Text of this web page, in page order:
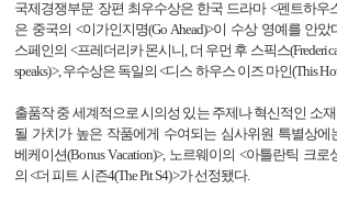
국제경쟁부문 장편 최우수상은 한국 드라마<펜트하우
은 중국의 <이가인지명(Go Ahead)>이 수상 영예를 안았
스페인의 <프레더리카 몬시니 더 우먼 후 스픽스
speaks)>, 우수상은 독일의 <디스 하우스 이즈 마인(This
출품작 중 세계적으로 시의성 있는 주제나 혁신적인 소
될 가치가 높은 작품에게 수여되는 심사위원 특별상에
베케이션(Bonus Vacation)>, 노르웨이의 <아틀란틱 크로
의 <더 피트 시즌4(The Pit S4)>가 선정됐다.